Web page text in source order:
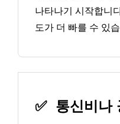
나타나기 시작합니
도가 더 빠를 수 있
✅ 통신비나